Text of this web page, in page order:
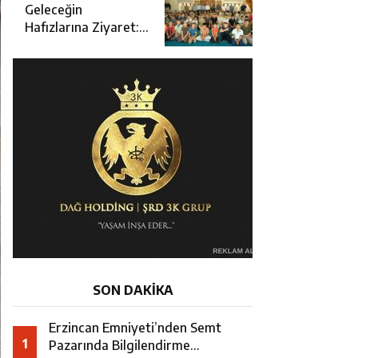
Geleceğin
Hafızlarına Ziyaret:
Erzincan’da Kur’an
Kursu Öğrencileriyle
SON DAKİKA
1
Erzincan Emniyeti’nden Semt
Pazarında Bilgilendirme